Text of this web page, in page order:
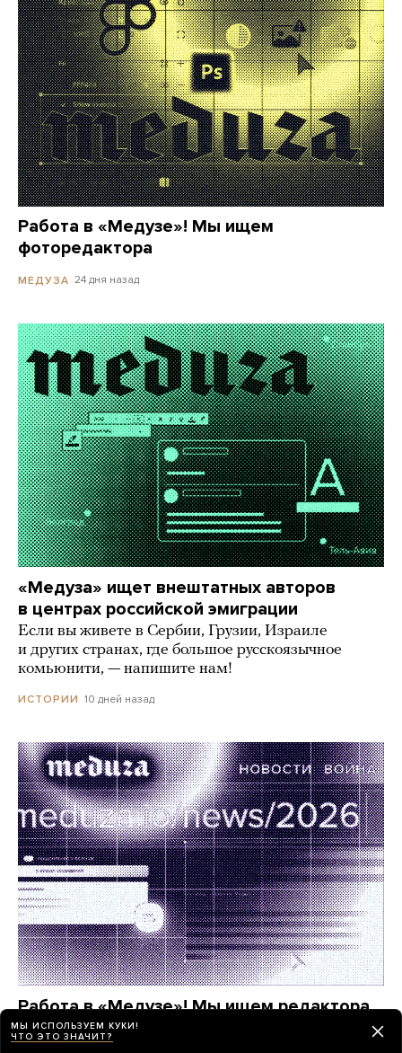
Работа в «Медузе»! Мы ищем
фоторедактора
МЕДУЗА 24 дня назад
«Медуза» ищет внештатных авторов
в центрах российской эмиграции
Если вы живете в Сербии, Грузии, Израиле
и других странах, где большое русскоязычное
комьюнити, — напишите нам!
ИСТОРИИ 10 дней назад
Работа в «Медузе»! Мы ищем редактора
в отдел новостей
МЫ ИСПОЛЬЗУЕМ КУКИ!
ЧТО ЭТО ЗНАЧИТ?